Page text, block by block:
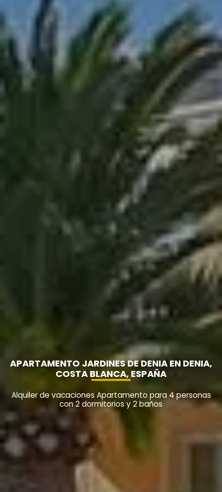
APARTAMENTO JARDINES DE DENIA EN DENIA,
COSTA BLANCA, ESPAÑA
Alquiler de vacaciones Apartamento para 4 personas
con 2 dormitorios y 2 baños